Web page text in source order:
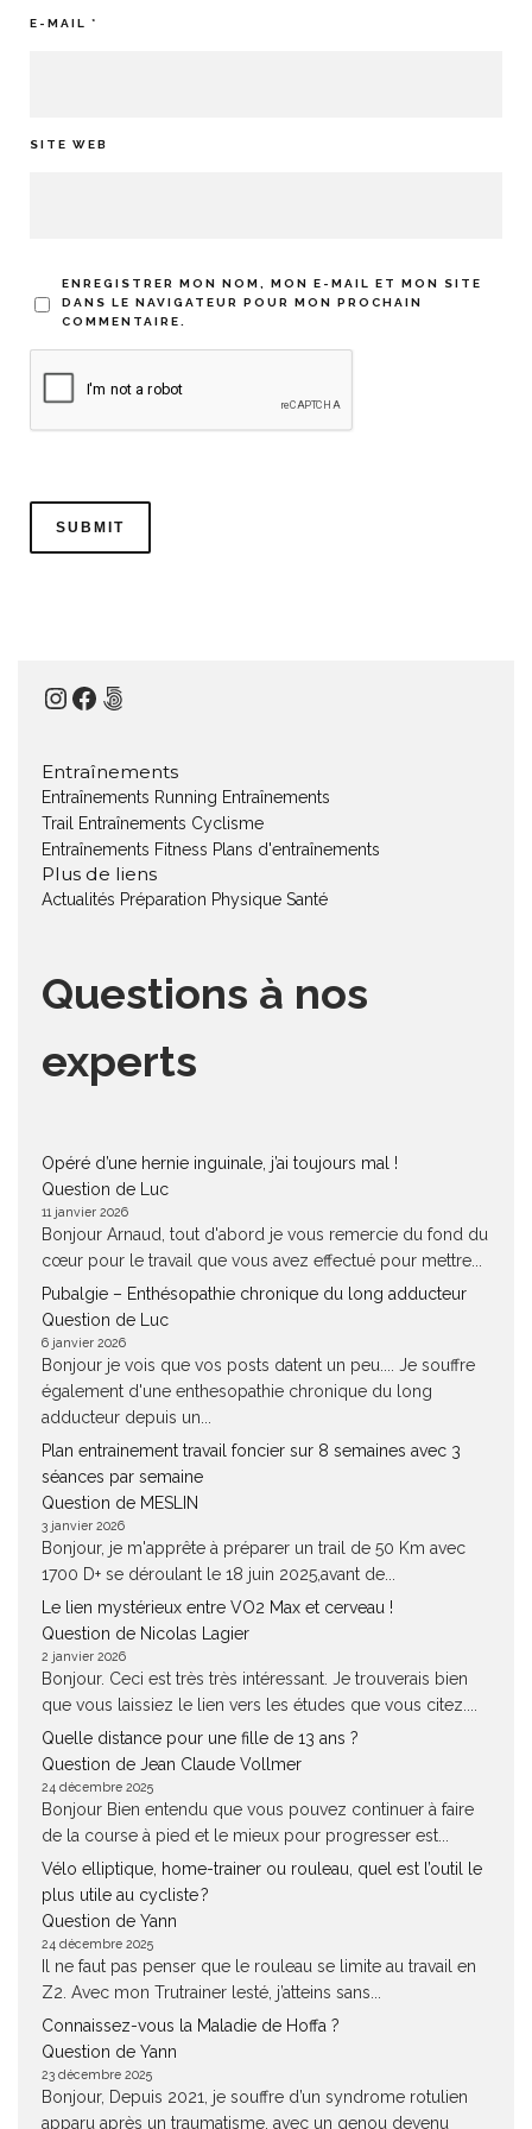
E-MAIL *
SITE WEB
ENREGISTRER MON NOM, MON E-MAIL ET MON SITE
DANS LE NAVIGATEUR POUR MON PROCHAIN
COMMENTAIRE.
Instagram
Facebook
500px
Entraînements
Entraînements Running Entraînements
Trail
Entraînements Cyclisme
Entraînements Fitness Plans d'entraînements
Plus de liens
Actualités Préparation Physique Santé
Questions à nos
experts
Opéré d’une hernie inguinale, j’ai toujours mal !
Question de Luc
11 janvier 2026
Bonjour Arnaud, tout d'abord je vous remercie du fond du
cœur pour le travail que vous avez effectué pour mettre...
Pubalgie – Enthésopathie chronique du long adducteur
Question de Luc
6 janvier 2026
Bonjour je vois que vos posts datent un peu.... Je souffre
également d'une enthesopathie chronique du long
adducteur depuis un...
Plan entrainement travail foncier sur 8 semaines avec 3
séances par semaine
Question de MESLIN
3 janvier 2026
Bonjour, je m'apprête à préparer un trail de 50 Km avec
1700 D+ se déroulant le 18 juin 2025,avant de...
Le lien mystérieux entre VO2 Max et cerveau !
Question de Nicolas Lagier
2 janvier 2026
Bonjour. Ceci est très très intéressant. Je trouverais bien
que vous laissiez le lien vers les études que vous citez....
Quelle distance pour une fille de 13 ans ?
Question de Jean Claude Vollmer
24 décembre 2025
Bonjour Bien entendu que vous pouvez continuer à faire
de la course à pied et le mieux pour progresser est...
Vélo elliptique, home-trainer ou rouleau, quel est l’outil le
plus utile au cycliste ?
Question de Yann
24 décembre 2025
Il ne faut pas penser que le rouleau se limite au travail en
Z2. Avec mon Trutrainer lesté, j’atteins sans...
Connaissez-vous la Maladie de Hoffa ?
Question de Yann
23 décembre 2025
Bonjour, Depuis 2021, je souffre d’un syndrome rotulien
apparu après un traumatisme, avec un genou devenu